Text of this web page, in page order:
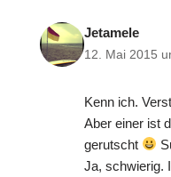
Jetamele
12. Mai 2015
Kenn ich.
Aber einer ist
gerutscht
Ja, schwierig.